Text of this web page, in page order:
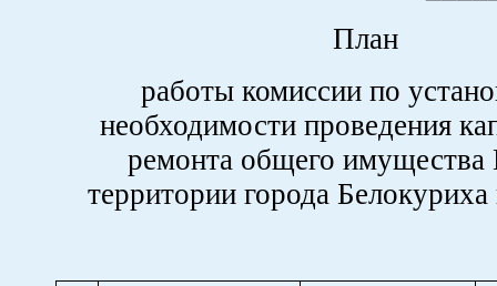
План
работы комиссии по
необходимости проведения
ремонта общего
территории города Белокуриха